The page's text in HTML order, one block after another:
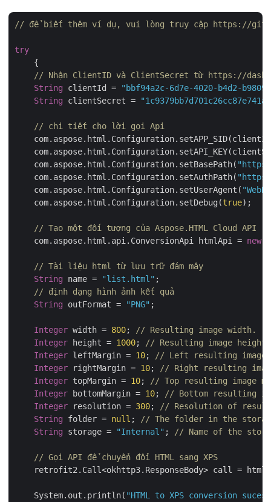
// để biết thêm ví dụ, vui lòng truy cập https://
try
    {
// Nhận ClientID và ClientSecret từ https://
String clientId =
"bbf94a2c-6d7e-4020-b4d2-
String clientSecret =
// chi tiết cho lời gọi Api
    com.aspose.html.Configuration.setBasePath(
    com.aspose.html.Configuration.setAuthPath(
    com.aspose.html.Configuration.setUserAgent(
    com.aspose.html.Configuration.setDebug(
true);
// Tạo một đối tượng của Aspose.HTML Cloud API
    com.aspose.html.api.ConversionApi htmlApi =
new
// Tài liệu html từ lưu trữ đám mây
String name = "list.html" ;
// định dạng hình ảnh kết quả
String outFormat = "PNG" ;
Integer width = 800;
// Resulting image width.
Integer height = 1000;
// Resulting image height.
Integer leftMargin = 10;
// Left resulting image
Integer rightMargin = 10;
// Right resulting
Integer topMargin = 10;
// Top resulting image
Integer bottomMargin = 10;
// Bottom resulting
Integer resolution = 300;
// Resolution of
String folder = null ;
// The folder in the
String storage = "Internal" ; // Name of the
// Gọi API để chuyển đổi HTML sang XPS
retrofit2.Call<okhttp3.ResponseBody> call =
    System.out.println(
"HTML to XPS conversion